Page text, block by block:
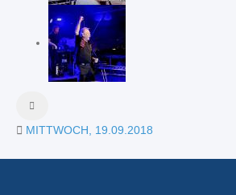
MITTWOCH, 19.09.2018